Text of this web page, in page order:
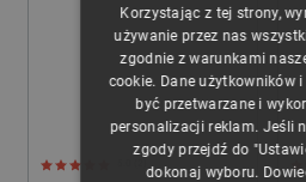
Korzystając z tej strony,
używanie przez nas
zgodnie z warunkami
cookie. Dane użytkowników
być przetwarzane i
personalizacji reklam. Jeśli
zgody przejdź do
dokonaj wyboru.